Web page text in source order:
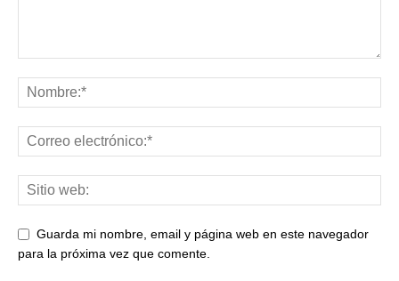
Guarda mi nombre, email y página web en este navegador
para la próxima vez que comente.